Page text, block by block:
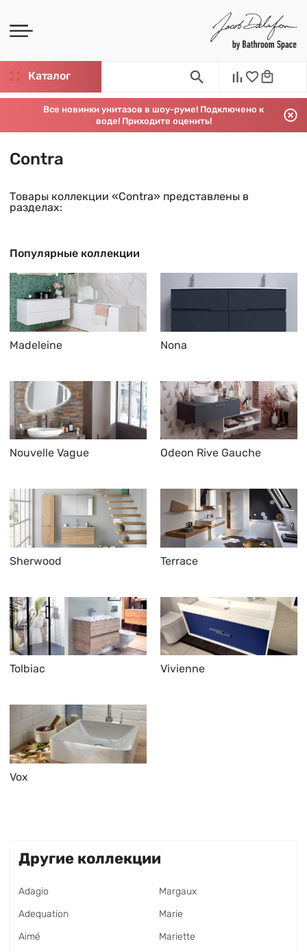
Каталог
Все новинки унитазов в шоу-руме! Подключено к
воде! Приходите оценить!
Contra
Товары коллекции «Contra» представлены в
разделах:
Популярные коллекции
Madeleine Nona
Nouvelle Vague Odeon Rive Gauche
Sherwood Terrace
Tolbiac Vivienne
Vox
Другие коллекции
Adagio
Adequation
Aimé
Margaux
Marie
Mariette